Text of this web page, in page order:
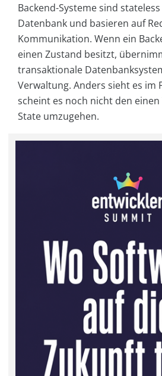
Backend-Systeme sind
Datenbank und basieren auf
Kommunikation. Wenn ein
einen Zustand besitzt,
transaktionale
Verwaltung. Anders sieht es im
scheint es noch nicht den
State umzugehen.